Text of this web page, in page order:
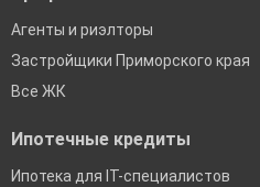
Агенты и риэлторы
Застройщики Приморского края
Все ЖК
Ипотечные кредиты
Ипотека для IT-специалистов